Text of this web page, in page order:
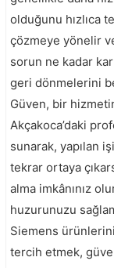
olduğunu hızlıca
çözmeye yönelir
sorun ne kadar
geri dönmelerini
Güven, bir
Akçakoca’daki
sunarak, yapılan
tekrar ortaya
alma imkânınız
huzurunuzu
Siemens
tercih etmek,